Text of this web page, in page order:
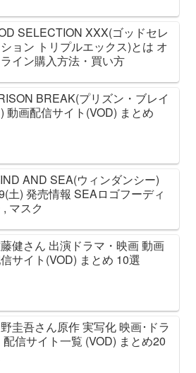
SELECTION XXX(ゴッドセレ
ョン トリプルエックス)とは オ
イン購入方法・買い方
BREAK(プリズン・ブレイ
動画配信サイト(VOD) まとめ
AND SEA(ウィンダンシー)
土) 発売情報 SEAロゴフーディ
, マスク
健さん 出演ドラマ・映画 動画
サイト(VOD) まとめ 10選
圭吾さん原作 実写化 映画･ドラ
配信サイト一覧 (VOD) まとめ20